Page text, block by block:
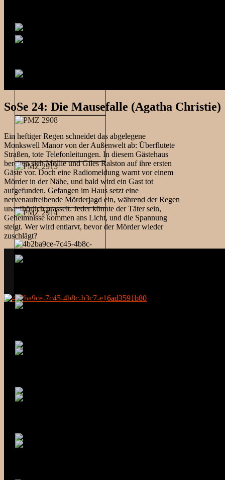
SoSe 24: Die Mausefalle (Agatha Christie)
Ein heftiger Regen schneidet das abgelegene
Monkswell Manor von der Außenwelt ab: Überflutete
Straßen, tote Telefonleitungen. In diesem Gästehaus
bereiten sich Mollie und Giles Ralston auf ihre ersten
Gäste vor. Doch eine Radiomeldung warnt vor einem
Mörder in der Nähe, und bald wird ein Gast tot
aufgefunden. Gefangen im Haus setzt eine
nervenaufreibende Mörderjagd ein, während der Regen
unaufhörlich prasselt. Jeder könnte der Täter sein,
Geheimnisse kommen ans Licht, und die Spannung
steigt. Wer wird entlarvt, bevor der Mörder wieder
zuschlägt?